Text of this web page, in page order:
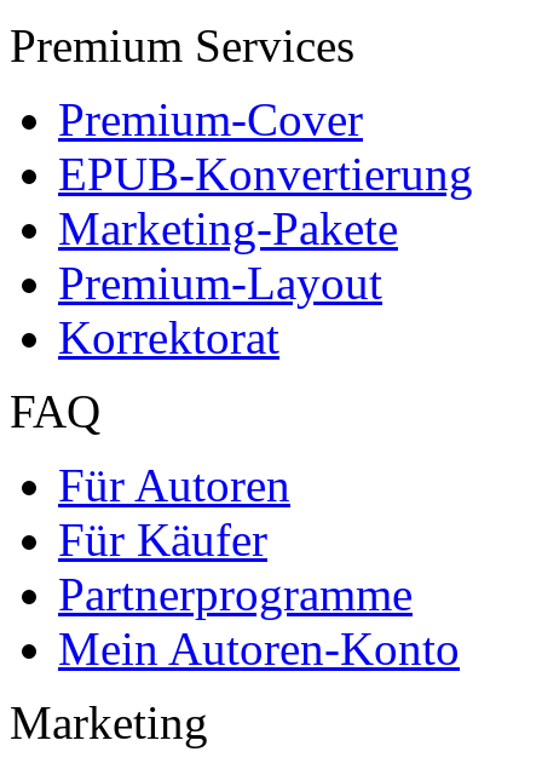
Premium Services
Premium-Cover
EPUB-Konvertierung
Marketing-Pakete
Premium-Layout
Korrektorat
FAQ
Für Autoren
Für Käufer
Partnerprogramme
Mein Autoren-Konto
Marketing